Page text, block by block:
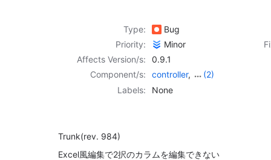
Type:
Bug
Priority:
Minor
Affects Version/s:
0.9.1
Component/s:
controller,
(2)
database
Labels: None
Trunk(rev. 984)
Excel風編集で2択のカラムを編集できない